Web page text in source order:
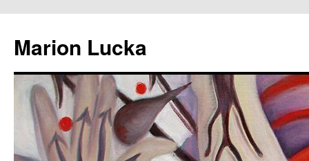
Marion Lucka